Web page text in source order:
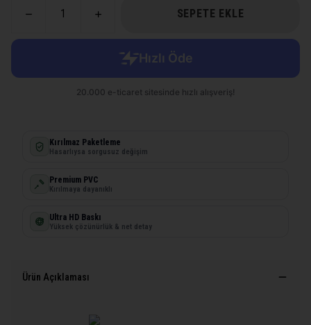
SEPETE EKLE
Kırılmaz Paketleme
Hasarlıysa sorgusuz değişim
Premium PVC
Kırılmaya dayanıklı
Ultra HD Baskı
Yüksek çözünürlük & net detay
Ürün Açıklaması